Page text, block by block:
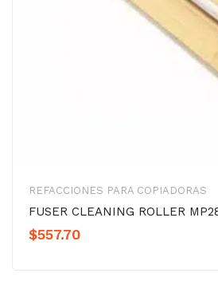
REFACCIONES PARA COPIADORAS
FUSER CLEANING ROLLER
$557.70